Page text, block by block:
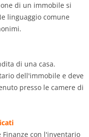
di un immobile si
linguaggio comune
di una casa.
dell'immobile e deve
presso le camere di
con l'inventario